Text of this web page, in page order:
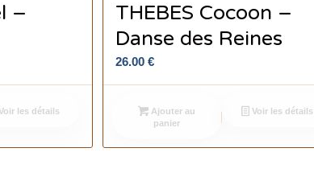
–
les détails
THEBES Cocoon –
Danse des Reines
26.00€
Ajouter au
panier
Voir les détails